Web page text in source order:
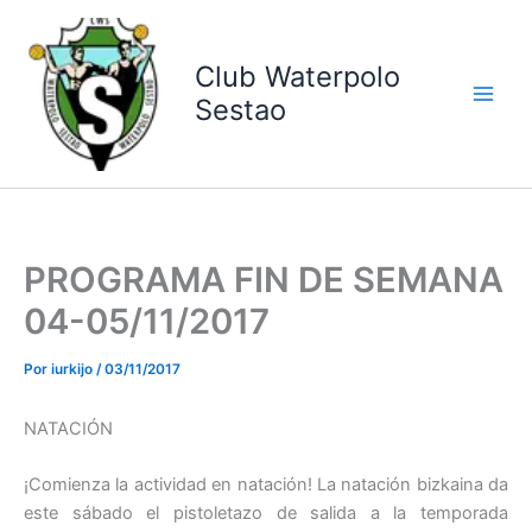
contenido
Club Waterpolo
Sestao
PROGRAMA FIN DE SEMANA
04-05/11/2017
Por iurkijo /03/11/2017
NATACIÓN
¡Comienza la actividad en natación! La natación bizkaina da
este sábado el pistoletazo de salida a la temporada